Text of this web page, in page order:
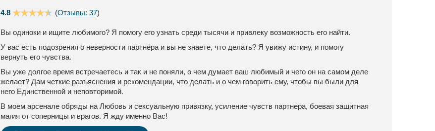
4.8 (Отзывы: 37)
Вы одиноки и ищите любимого? Я помогу его узнать среди тысячи и привлеку возможность его найти.
У вас есть подозрения о неверности партнёра и вы не знаете, что делать? Я увижу истину, и помогу
вернуть его чувства.
Вы уже долгое время встречаетесь и так и не поняли, о чем думает ваш любимый и чего он на самом деле
желает? Дам четкие разъяснения и рекомендации, что делать и о чем говорить ему, чтобы вы были для
него Единственной и неповторимой.
В моем арсенале обряды на Любовь и сексуальную привязку, усиление чувств партнера, боевая защитная
магия от соперницы и врагов. Я жду именно Вас!